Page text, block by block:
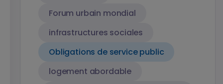
Forum urbain mondial
infrastructures sociales
Obligations de service public
logement abordable